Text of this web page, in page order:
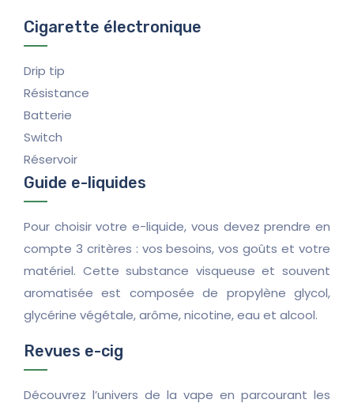
Cigarette électronique
Drip tip
Résistance
Batterie
Switch
Réservoir
Guide e-liquides
Pour choisir votre e-liquide, vous devez prendre en
compte 3 critères : vos besoins, vos goûts et votre
matériel. Cette substance visqueuse et souvent
aromatisée est composée de propylène glycol,
glycérine végétale, arôme, nicotine, eau et alcool.
Revues e-cig
Découvrez l’univers de la vape en parcourant les